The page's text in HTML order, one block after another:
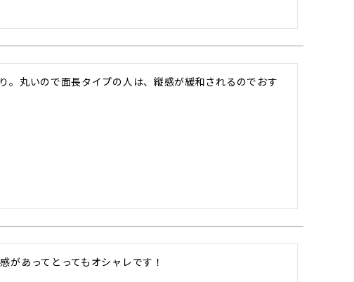
。丸いので面長タイプの人は、縦感が緩和されるのでおす
があってとってもオシャレです！